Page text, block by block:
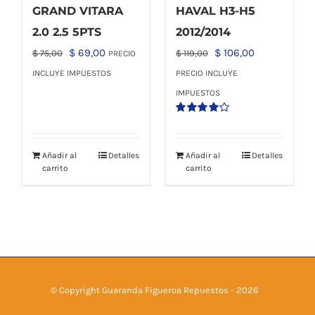
GRAND VITARA
2.0 2.5 5PTS
$75,00
El
precio
$ 69,00El
precio
PRECIO
INCLUYE IMPUESTOS
Añadir al
carrito
Detalles
HAVAL H3-H5
2012/2014
$119,00
El
precio
original
era:
$ 106,00El
PRECIO INCLUYE
IMPUESTOS
Añadir al
carrito
Detalles
© Copyright Guaranda Figueroa Repuestos - 2026